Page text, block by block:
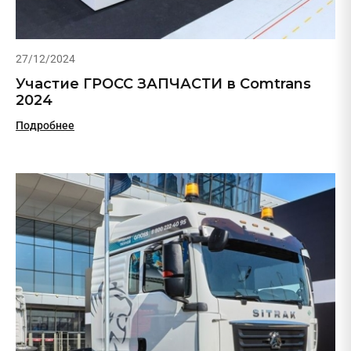
27/12/2024
Участие ГРОСС ЗАПЧАСТИ в Comtrans
2024
Подробнее